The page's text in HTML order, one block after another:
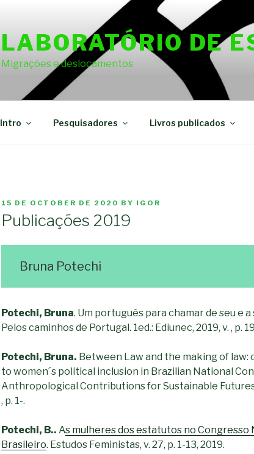
LABORATÓRIO DE
Migrações e deslocamentos
Intro Pesquisadores Livros publicados
POSTED
ON
15 DE OCTOBER DE 2020 BY IGOR
Publicações 2019
Bruna Potechi
Potechi, Bruna. Um português para chamar de seu e a
Pelos caminhos de Portugal. 1ed.: Ediunec, 2019, v. , p.
Potechi, Bruna. Between Law and the making of
to women´s political inclusion in Brazilian National
Anthropological Contributions for Sustainable Futures.
, p. 1-.
Potechi, B.. As mulheres dos estatutos no Congresso
Brasileiro. Estudos Feministas, v. 27, p. 1-13, 2019.